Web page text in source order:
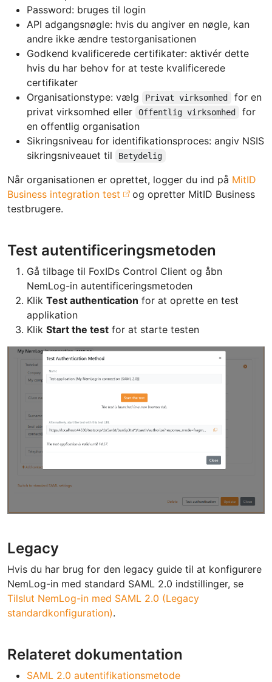
Password: bruges til login
API adgangsnøgle: hvis du angiver en nøgle, kan
andre ikke ændre testorganisationen
Godkend kvalificerede certifikater: aktivér dette
hvis du har behov for at teste kvalificerede
certifikater
Organisationstype: vælg
Privat virksomhed
for en
privat virksomhed eller
Offentlig virksomhed
for
en offentlig organisation
Sikringsniveau for identifikationsproces: angiv NSIS
sikringsniveauet til
Betydelig
Når organisationen er oprettet, logger du ind på MitID
Business integration test
og opretter MitID Business
testbrugere.
Test autentificeringsmetoden
Gå tilbage til FoxIDs Control Client og åbn
NemLog-in autentificeringsmetoden
Klik Test authentication for at oprette en test
applikation
Klik Start the test for at starte testen
Legacy
Hvis du har brug for den legacy guide til at konfigurere
NemLog-in med standard SAML 2.0 indstillinger, se
Tilslut NemLog-in med SAML 2.0 (Legacy
standardkonfiguration).
Relateret dokumentation
SAML 2.0 autentifikationsmetode